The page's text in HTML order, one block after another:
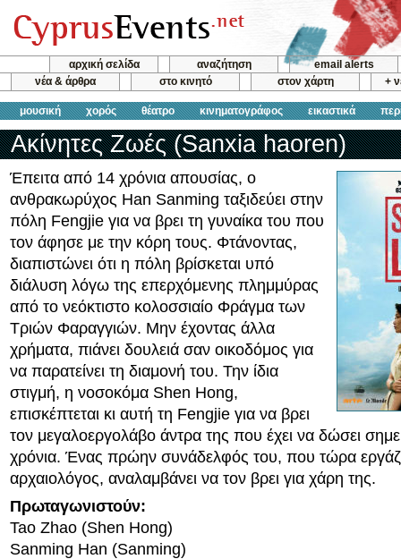
αρχική σελίδα αναζήτηση
email alerts
νέα & άρθρα
στο κινητό στον χάρτη +
μουσική χορός θέατρο κινηματογράφος εικαστικά
Ακίνητες Ζωές (Sanxia haoren)
Έπειτα από 14 χρόνια απουσίας, ο
ανθρακωρύχος Han Sanming ταξιδεύει στην
πόλη Fengjie για να βρει τη γυναίκα του που
τον άφησε με την κόρη τους. Φτάνοντας,
διαπιστώνει ότι η πόλη βρίσκεται υπό
διάλυση λόγω της επερχόμενης πλημμύρας
από το νεόκτιστο κολοσσιαίο Φράγμα των
Τριών Φαραγγιών. Μην έχοντας άλλα
χρήματα, πιάνει δουλειά σαν οικοδόμος για
να παρατείνει τη διαμονή του. Την ίδια
στιγμή, η νοσοκόμα Shen Hong,
επισκέπτεται κι αυτή τη Fengjie για να βρει
τον μεγαλοεργολάβο άντρα της που έχει να δώσει
χρόνια. Ένας πρώην συνάδελφός του, που τώρα
αρχαιολόγος, αναλαμβάνει να τον βρει για χάρη της.
Πρωταγωνιστούν:
Tao Zhao (Shen Hong)
Sanming Han (Sanming)